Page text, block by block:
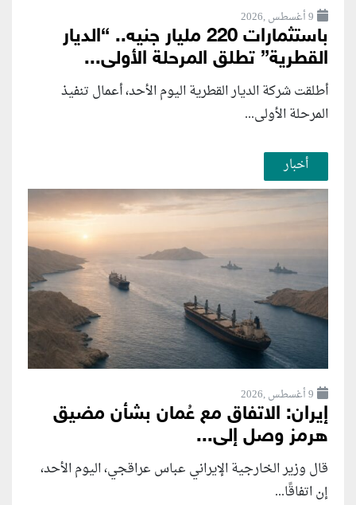
9 أغسطس ,2026
باستثمارات 220 مليار جنيه.. “الديار
القطرية” تطلق المرحلة الأولى...
أطلقت شركة الديار القطرية اليوم الأحد، أعمال تنفيذ
المرحلة الأولى...
أخبار
9 أغسطس ,2026
إيران: الاتفاق مع عُمان بشأن مضيق
هرمز وصل إلى...
قال وزير الخارجية الإيراني عباس عراقجي، اليوم الأحد،
إن اتفاقًا...